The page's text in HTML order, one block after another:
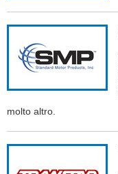
molto altro.